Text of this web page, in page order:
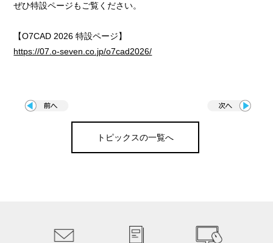
ぜひ特設ページもご覧ください。
【O7CAD 2026 特設ページ】
https://07.o-seven.co.jp/o7cad2026/
トピックスの一覧へ